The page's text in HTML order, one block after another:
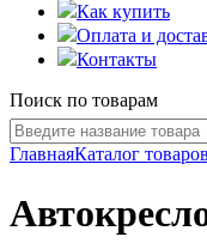
Как купить
Оплата и
Контакты
Поиск по товарам
ГлавнаяКаталог товаров